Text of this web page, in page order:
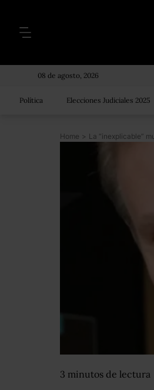
08 de agosto, 2026
Política Elecciones Judiciales 2025
Home >
3 minutos de lectura